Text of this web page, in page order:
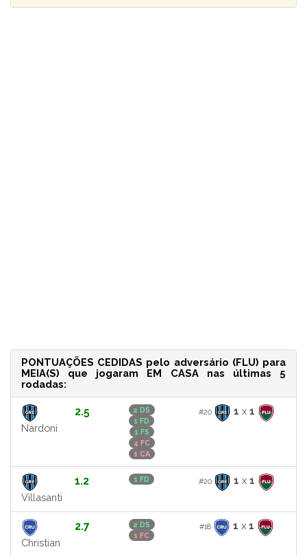
PONTUAÇÕES CEDIDAS pelo adversário (FLU) para
MEIA(S) que jogaram EM CASA nas últimas 5
rodadas:
Nardoni
2.5
2 DS
1 FD
1 FS
4 FC
1 CA
#20 1 x 1
Villasanti
1.2 1 FD #20 1 x 1
Christian
2.7
2 DS
1 FC
#18 1 x 1